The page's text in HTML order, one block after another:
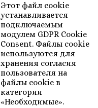
Этот файл cookie
устанавливается
подключаемым
модулем GDPR Cookie
Consent. Файлы cookie
используются для
хранения согласия
пользователя на
файлы cookie в
категории
«Необходимые».